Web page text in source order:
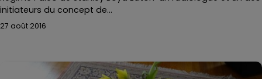
initiateurs du concept de…
27 août 2016